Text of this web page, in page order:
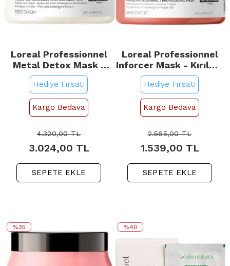
Loreal Professionnel
Metal Detox Mask -
Detoks Etkili Saç
Bakım Maskesi 500ml
Hediye Fırsatı
Kargo Bedava
4.320,00TL
3.024,00 TL
SEPETE EKLE
Loreal Professionnel
Inforcer Mask - Kırılma
Karşıtı Saç Bakım
Maskesi 500ml
Hediye Fırsatı
Kargo Bedava
2.565,00TL
1.539,00 TL
SEPETE EKLE
%35 %40